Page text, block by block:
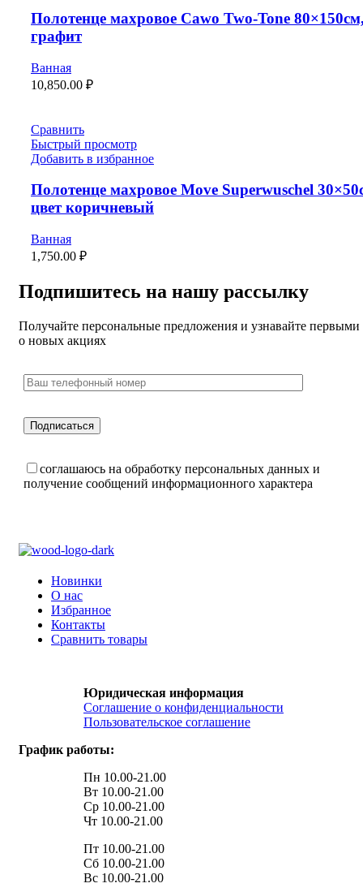
Полотенце махровое Cawo Two-Tone
графит
Ванная
10,850.00 ₽
Сравнить
Быстрый просмотр
Добавить в избранное
Полотенце махровое Move Superwuschel
цвет коричневый
Ванная
1,750.00 ₽
Подпишитесь на нашу рассылку
Получайте персональные предложения и узнавайте первыми
о новых акциях
соглашаюсь на обработку персональных данных и
получение сообщений информационного характера
Новинки
О нас
Избранное
Контакты
Сравнить товары
Юридическая информация
Соглашение о конфиденциальности
Пользовательское соглашение
График работы:
Пн 10.00-21.00
Вт 10.00-21.00
Ср 10.00-21.00
Чт 10.00-21.00
Пт 10.00-21.00
Сб 10.00-21.00
Вс 10.00-21.00